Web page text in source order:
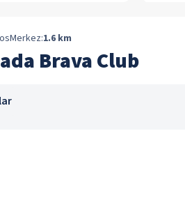
Merkez:1.6 km
Brava Club